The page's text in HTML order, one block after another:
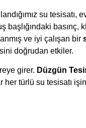
su tesisatı,
basınç,
ve iyi çalışan bir
doğrudan etkiler.
girer. Düzgün
her türlü su tesisatı